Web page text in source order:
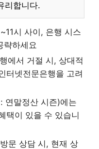
리합니다.
시 사이, 은행 시스
략하세요
에서 거절 시, 상대적
터넷전문은행을 고려
연말정산 시즌)에는
택이 있을 수 있습니
문 상담 시, 현재 상